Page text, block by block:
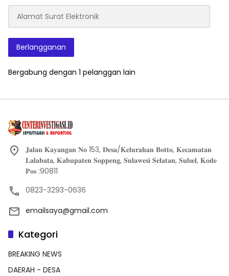
Surat
Berlangganan
Bergabung dengan 1 pelanggan lain
𝐉𝐚𝐥𝐚𝐧 𝐊𝐚𝐲𝐚𝐧𝐠𝐚𝐧 𝐍𝐨 153, 𝐃𝐞𝐬𝐚/𝐊𝐞𝐥𝐮𝐫𝐚𝐡𝐚𝐧 𝐁𝐨𝐭𝐭𝐨, 𝐊𝐞𝐜𝐚𝐦𝐚𝐭𝐚𝐧
𝐋𝐚𝐥𝐚𝐛𝐚𝐭𝐚, 𝐊𝐚𝐛𝐮𝐩𝐚𝐭𝐞𝐧 𝐒𝐨𝐩𝐩𝐞𝐧𝐠, 𝐒𝐮𝐥𝐚𝐰𝐞𝐬𝐢 𝐒𝐞𝐥𝐚𝐭𝐚𝐧, 𝐒𝐮𝐥𝐬𝐞𝐥, 𝐊𝐨𝐝𝐞
𝐏𝐨𝐬 :90811
0823-3293-0636
emailsaya@gmail.com
Kategori
BREAKING NEWS
DAERAH - DESA